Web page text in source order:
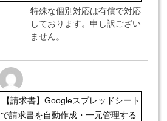
特殊な個別対応は有償で対応
しております。申し訳ござい
ません。
【請求書】Googleスプレッドシート
で請求書を自動作成・一元管理する